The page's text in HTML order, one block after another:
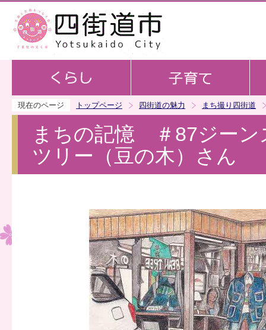
現在のページ トップページ 四街道の魅力 まち撮り四街道
まちの記憶 ＃87ジーン
ツリー（豆の木）さん